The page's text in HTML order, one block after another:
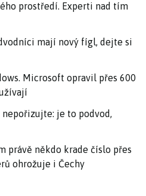
prostředí. Experti nad tím
mají nový fígl, dejte si
Microsoft opravil přes 600
je to podvod,
právě někdo krade číslo přes
ohrožuje i Čechy